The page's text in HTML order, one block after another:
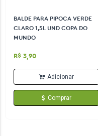
BALDE PARA PIPOCA VERDE
CLARO 1,5L UND COPA DO
MUNDO
R$ 3,90
Adicionar
Comprar